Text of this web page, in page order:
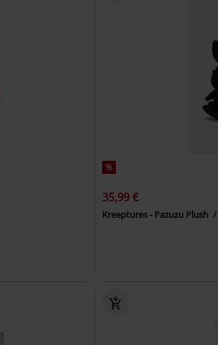
%
35,99 €
Kreeptures - Pazuzu Plush